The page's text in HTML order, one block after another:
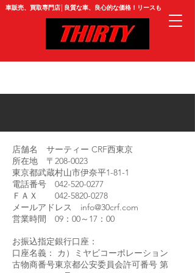
​車販売、買取専門店│良質な車、良心的な価格！リースも
店舗名 サーティー CRF西東京
所在地 〒208-0023
東京都武蔵村山市伊奈平1-81-1
電話番号 042-520-0277
ＦＡＸ 042-5820-0278
メールアドレス info@30crf.com
営業時間 09：00～17：00
お振込指定銀行口座：
口座名義： カ）ミヤビコーポレーション
古物商番号東京都公安委員会許可番号 第